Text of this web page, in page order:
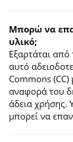
Mπορώ να
υλικό;
Εξαρτάται
αυτό
Commons
αναφορά του
άδεια χρήσης.
μπορεί να